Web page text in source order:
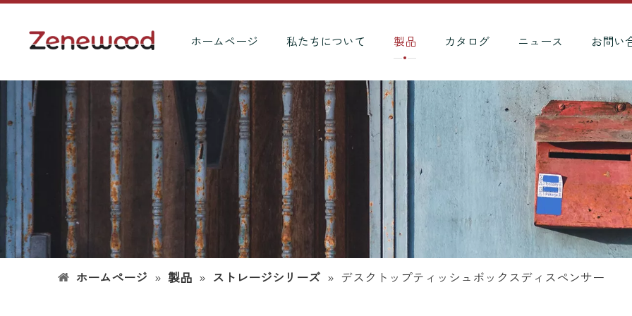
ホームページ 私たちについて 製品 カタログ ニュース お問い
ホームページ » 製品 » ストレージシリーズ » デスクトップティッシュボックスディスペンサー